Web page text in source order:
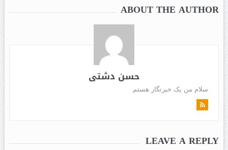
ABOUT THE AUTHOR
حسن دشتی
سلام من یک خبرنگار هستم
LEAVE A REPLY